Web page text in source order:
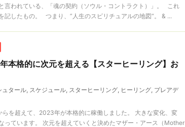
言われている、「魂の契約（ソウル・コントラクト）」。 これ
記したもの。 つまり、”人生のスピリチュアルの地図“。 & ...
本格的に次元を超える【スターヒーリング】お
ュタール, スケジュール, スターヒーリング, ヒーリング, プレアデ
を超えて、2023年が本格的に稼働しました。 大きな変化、変
っています。 次元を超えていくと決めたマザー・アース（Mother